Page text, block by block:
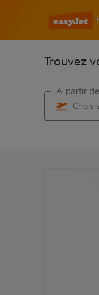
Trouvez
À partir de